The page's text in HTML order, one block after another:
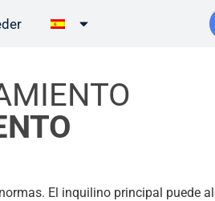
El inquilino principal puede